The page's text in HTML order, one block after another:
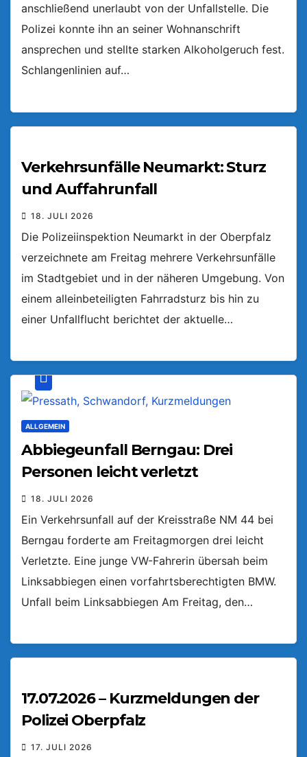
anschließend unerlaubt von der Unfallstelle. Die
Polizei konnte ihn an seiner Wohnanschrift
ansprechen und stellte starken Alkoholgeruch fest.
Schlangenlinien auf…
Verkehrsunfälle Neumarkt: Sturz
und Auffahrunfall
18. JULI 2026
Die Polizeiinspektion Neumarkt in der Oberpfalz
verzeichnete am Freitag mehrere Verkehrsunfälle
im Stadtgebiet und in der näheren Umgebung. Von
einem alleinbeteiligten Fahrradsturz bis hin zu
einer Unfallflucht berichtet der aktuelle…
ALLGEMEIN
Abbiegeunfall Berngau: Drei
Personen leicht verletzt
18. JULI 2026
Ein Verkehrsunfall auf der Kreisstraße NM 44 bei
Berngau forderte am Freitagmorgen drei leicht
Verletzte. Eine junge VW-Fahrerin übersah beim
Linksabbiegen einen vorfahrtsberechtigten BMW.
Unfall beim Linksabbiegen Am Freitag, den…
17.07.2026 – Kurzmeldungen der
Polizei Oberpfalz
17. JULI 2026